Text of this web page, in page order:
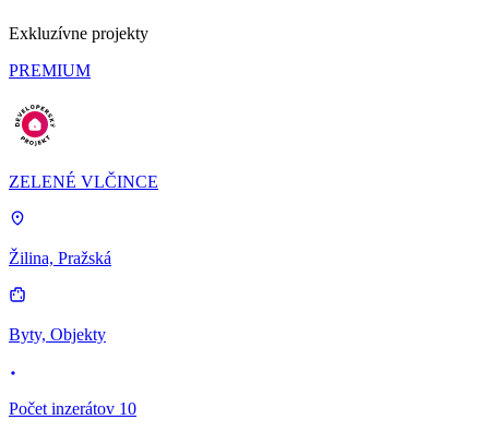
Exkluzívne projekty
PREMIUM
ZELENÉ VLČINCE
Žilina, Pražská
Byty, Objekty
Počet inzerátov 10